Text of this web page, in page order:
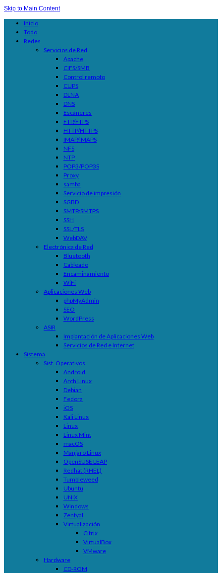
Skip to Main Content
Inicio
Todo
Redes
Servicios de Red
Apache
CIFS/SMB
Control remoto
CUPS
DLNA
DNS
Escáneres
FTP/FTPS
HTTP/HTTPS
IMAP/IMAPS
NFS
NTP
POP3/POP3S
Proxy
samba
Servicio de impresión
SGBD
SMTP/SMTPS
SSH
SSL/TLS
WebDAV
Electrónica de Red
Bluetooth
Cableado
Encaminamiento
WiFi
Aplicaciones Web
phpMyAdmin
SEO
WordPress
ASIR
Implantación de Aplicaciones Web
Servicios de Red e Internet
Sistema
Sist. Operativos
Android
Arch Linux
Debian
Fedora
iOS
Kali Linux
Linux
Linux Mint
macOS
Manjaro Linux
OpenSUSE LEAP
Redhat (RHEL)
Tumbleweed
Ubuntu
UNIX
Windows
Zentyal
Virtualización
Citrix
VirtualBox
VMware
Hardware
CD-ROM